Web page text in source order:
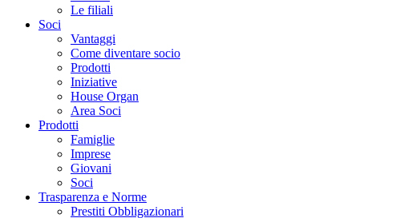
Le filiali
Soci
Vantaggi
Come diventare socio
Prodotti
Iniziative
House Organ
Area Soci
Prodotti
Famiglie
Imprese
Giovani
Soci
Trasparenza e Norme
Prestiti Obbligazionari